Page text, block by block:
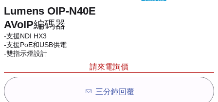
Lumens OIP-N40E
AVoIP編碼器
-支援NDI HX3
-支援PoE和USB供電
-雙指示燈設計
請來電詢價
三分鐘回覆